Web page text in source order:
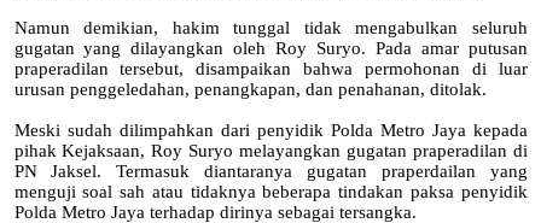
Namun demikian, hakim tunggal tidak mengabulkan seluruh
gugatan yang dilayangkan oleh Roy Suryo. Pada amar putusan
praperadilan tersebut, disampaikan bahwa permohonan di luar
urusan penggeledahan, penangkapan, dan penahanan, ditolak.
Meski sudah dilimpahkan dari penyidik Polda Metro Jaya kepada
pihak Kejaksaan, Roy Suryo melayangkan gugatan praperadilan di
PN Jaksel. Termasuk diantaranya gugatan praperdailan yang
menguji soal sah atau tidaknya beberapa tindakan paksa penyidik
Polda Metro Jaya terhadap dirinya sebagai tersangka.